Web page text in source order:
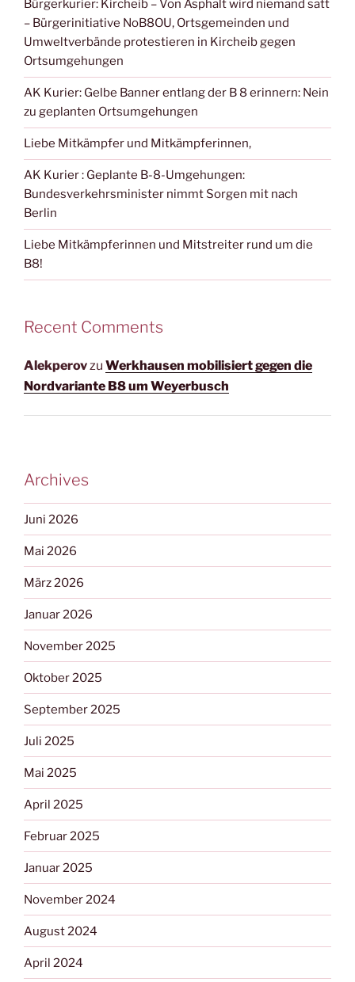
Bürgerkurier: Kircheib – Von Asphalt wird niemand satt
– Bürgerinitiative NoB8OU, Ortsgemeinden und
Umweltverbände protestieren in Kircheib gegen
Ortsumgehungen
AK Kurier: Gelbe Banner entlang der B 8 erinnern: Nein
zu geplanten Ortsumgehungen
Liebe Mitkämpfer und Mitkämpferinnen,
AK Kurier : Geplante B-8-Umgehungen:
Bundesverkehrsminister nimmt Sorgen mit nach
Berlin
Liebe Mitkämpferinnen und Mitstreiter rund um die
B8!
Recent Comments
Alekperovzu Werkhausen mobilisiert gegen die
Nordvariante B8 um Weyerbusch
Archives
Juni 2026
Mai 2026
März 2026
Januar 2026
November 2025
Oktober 2025
September 2025
Juli 2025
Mai 2025
April 2025
Februar 2025
Januar 2025
November 2024
August 2024
April 2024